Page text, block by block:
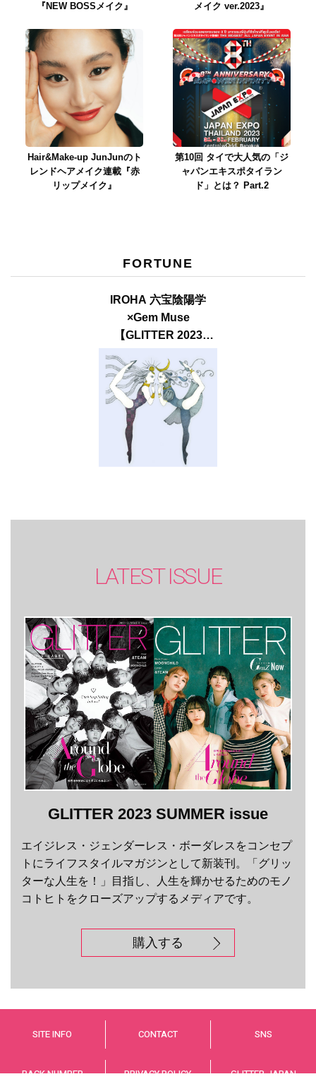
『NEW BOSSメイク』
メイク ver.2023』
Hair&Make-up JunJunのト
レンドヘアメイク連載『赤
リップメイク』
第10回 タイで大人気の「ジ
ャパンエキスポタイラン
ド」とは？ Part.2
FORTUNE
IROHA 六宝陰陽学
×Gem Muse
【GLITTER 2023
SUMMER issue】
LATEST ISSUE
GLITTER 2023 SUMMER issue
エイジレス・ジェンダーレス・ボーダレスをコンセプ
トにライフスタイルマガジンとして新装刊。「グリッ
ターな人生を！」目指し、人生を輝かせるためのモノ
コトヒトをクローズアップするメディアです。
購入する
SITE INFO CONTACT SNS
BACK NUMBER PRIVACY POLICY GLITTER JAPAN